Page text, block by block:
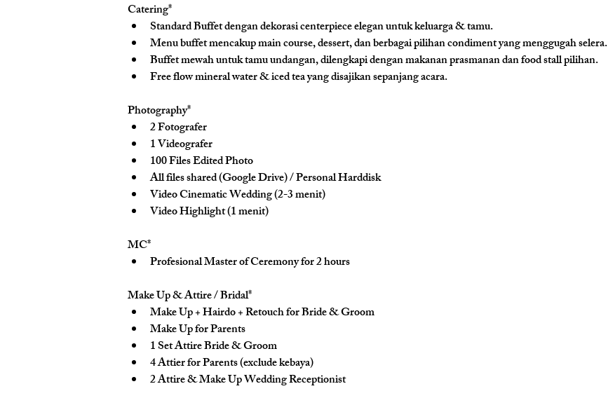
Catering*
Standard Buffet dengan dekorasi centerpiece elegan untuk keluarga & tamu.
Menu buffet mencakup main course, dessert, dan berbagai pilihan condiment yang menggugah selera.
Buffet mewah untuk tamu undangan, dilengkapi dengan makanan prasmanan dan food stall pilihan.
Free flow mineral water & iced tea yang disajikan sepanjang acara.
Photography*
2 Fotografer
1 Videografer
100 Files Edited Photo
All files shared (Google Drive) / Personal Harddisk
Video Cinematic Wedding (2-3 menit)
Video Highlight (1 menit)
MC*
Profesional Master of Ceremony for 2 hours
Make Up & Attire / Bridal*
Make Up + Hairdo + Retouch for Bride & Groom
Make Up for Parents
1 Set Attire Bride & Groom
4 Attier for Parents (exclude kebaya)
2 Attire & Make Up Wedding Receptionist